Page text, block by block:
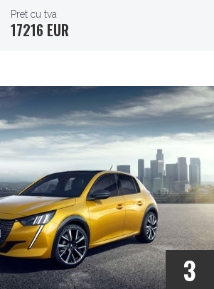
Pret cu tva
17216 EUR
3